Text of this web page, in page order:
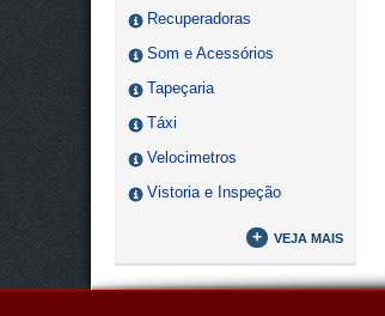
Recuperadoras
Som e Acessórios
Tapeçaria
Táxi
Velocimetros
Vistoria e Inspeção
+ VEJA MAIS